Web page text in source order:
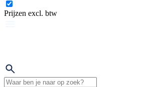
Prijzen excl. btw